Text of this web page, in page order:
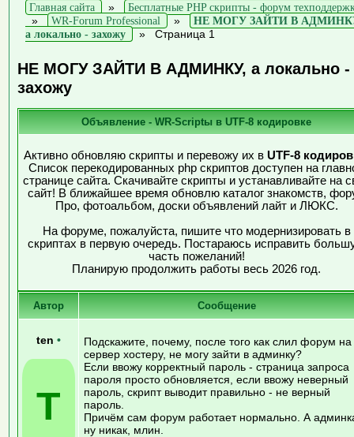
Главная сайта »
Бесплатные PHP скрипты - форум
»
WR-Forum Professional »
НЕ МОГУ ЗАЙТИ В
а локально - захожу
» Страница 1
НЕ МОГУ ЗАЙТИ В АДМИНКУ, а локально -
захожу
Объявление - WR-Scriptы в UTF-8 кодировке
Активно обновляю скрипты и перевожу их в UTF-8
Список перекодированных php скриптов доступен на
странице сайта. Скачивайте скрипты и устанавливайте на
сайт! В ближайшее время обновлю каталог знакомств,
Про, фотоальбом, доски объявлений лайт и ЛЮКС.
На форуме, пожалуйста, пишите что модернизировать в
скриптах в первую очередь. Постараюсь исправить
часть пожеланий!
Планирую продолжить работы весь 2026 год.
Автор Сообщение
ten •
T
Подскажите, почему, после того как слил форум на
сервер хостеру, не могу зайти в админку?
Если ввожу корректный пароль - страница запроса
пароля просто обновляется, если ввожу неверный
пароль, скрипт выводит правильно - не верный
пароль.
Причём сам форум работает нормально. А
ну никак, млин.